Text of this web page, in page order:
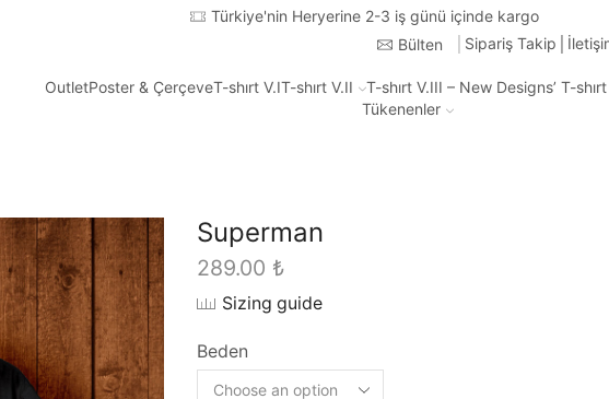
Türkiye'nin Heryerine 2-3 iş günü içinde kargo
Bülten Sipariş Takip
OutletPoster & ÇerçeveT-shırt V.IT-shırt V.II
T-shırt V.III – New Designs’ T-
Tükenenler
Superman
289.00 ₺
Sizing guide
Beden